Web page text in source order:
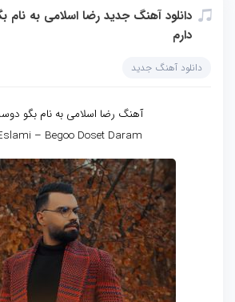
دانلود آهنگ جدید رضا اسلامی به
دارم
دانلود آهنگ جدید
آهنگ رضا اسلامی به نام بگو
– Begoo Doset Daram